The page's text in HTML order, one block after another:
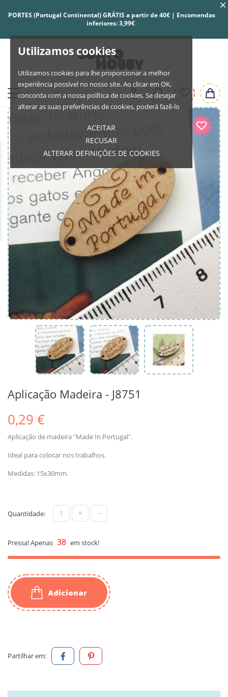
Utilizamos cookies
Utilizamos cookies para lhe proporcionar a melhor
experiência possível no nosso site. Ao clicar em OK,
concorda com a nossa política de cookies. Se desejar
alterar as suas preferências de cookies, poderá fazê-lo
ACEITAR
RECUSAR
ALTERAR DEFINIÇÕES DE COOKIES
PORTES (Portugal Continental) GRÁTIS a partir de 40€ | Encomendas
inferiores: 3,99€
Aplicação Madeira - J8751
0,29 €
Aplicação de madeira "Made In Portugal".
Ideal para colocar nos trabalhos.
Medidas: 15x30mm.
Quantidade: + -
Pressa! Apenas 38 em stock!
Adicionar
Partilhar em: